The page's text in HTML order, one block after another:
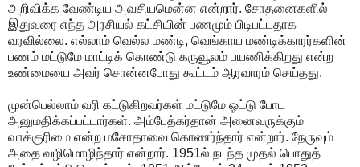
அறிவிக்க வேண்டிய அவசியமென்ன என்றார். சோதனைகளில்
இதுவரை எந்த அரசியல் கட்சியின் பணமும் பிடிபட்டதாக
வரவில்லை. எல்லாம் வெல்ல மண்டி, வெங்காய மண்டிக்காரர்களின்
பணம் மட்டுமே மாட்டிக் கொண்டு கருவூலம் பயணிக்கிறது என்ற
உண்மையை அவர் சொன்னபோது கூட்டம் ஆரவாரம் செய்தது.
முன்பெல்லாம் வரி கட்டுகிறவர்கள் மட்டுமே ஓட்டு போட
அனுமதிக்கப்பட்டார்கள். அம்பேத்கர்தான் அனைவருக்கும்
வாக்குரிமை என்ற மசோதாவை கொணர்ந்தார் என்றார். நேருவும்
அதை வழிமொழிந்தார் என்றார். 1951ல் நடந்த முதல் பொதுத்